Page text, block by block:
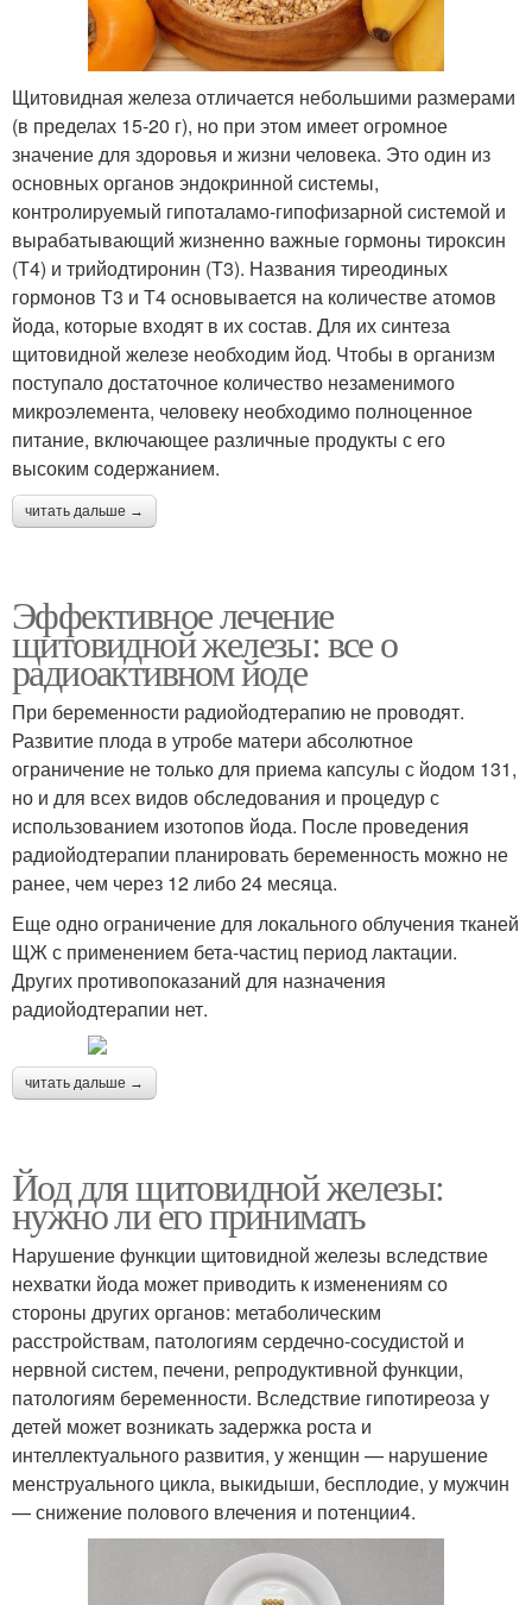
Щитовидная железа отличается небольшими размерами
(в пределах 15-20 г), но при этом имеет огромное
значение для здоровья и жизни человека. Это один из
основных органов эндокринной системы,
контролируемый гипоталамо-гипофизарной системой и
вырабатывающий жизненно важные гормоны тироксин
(Т4) и трийодтиронин (Т3). Названия тиреодиных
гормонов Т3 и Т4 основывается на количестве атомов
йода, которые входят в их состав. Для их синтеза
щитовидной железе необходим йод. Чтобы в организм
поступало достаточное количество незаменимого
микроэлемента, человеку необходимо полноценное
питание, включающее различные продукты с его
высоким содержанием.
читать дальше →
Эффективное лечение
щитовидной железы: все о
радиоактивном йоде
При беременности радиойодтерапию не проводят.
Развитие плода в утробе матери абсолютное
ограничение не только для приема капсулы с йодом 131,
но и для всех видов обследования и процедур с
использованием изотопов йода. После проведения
радиойодтерапии планировать беременность можно не
ранее, чем через 12 либо 24 месяца.
Еще одно ограничение для локального облучения тканей
ЩЖ с применением бета-частиц период лактации.
Других противопоказаний для назначения
радиойодтерапии нет.
читать дальше →
Йод для щитовидной железы:
нужно ли его принимать
Нарушение функции щитовидной железы вследствие
нехватки йода может приводить к изменениям со
стороны других органов: метаболическим
расстройствам, патологиям сердечно-сосудистой и
нервной систем, печени, репродуктивной функции,
патологиям беременности. Вследствие гипотиреоза у
детей может возникать задержка роста и
интеллектуального развития, у женщин — нарушение
менструального цикла, выкидыши, бесплодие, у мужчин
— снижение полового влечения и потенции4.